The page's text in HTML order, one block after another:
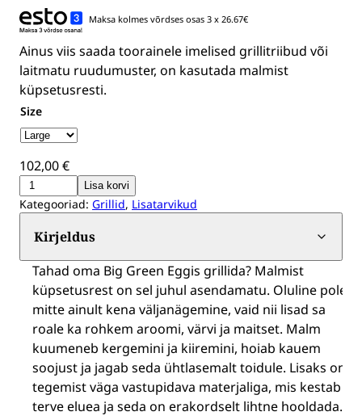
80,00 €
through
102,00 €
Maksa kolmes võrdses osas 3 x 26.67€
Ainus viis saada toorainele imelised grillitriibud või
laitmatu ruudumuster, on kasutada malmist
küpsetusresti.
Size
102,00€
Big
Green
Egg
küpsetusrest
kogus
Lisa korvi
Kategooriad: Grillid, Lisatarvikud
Kirjeldus
Tahad oma Big Green Eggis grillida? Malmist
küpsetusrest on sel juhul asendamatu. Oluline pole
mitte ainult kena väljanägemine, vaid nii lisad sa
roale ka rohkem aroomi, värvi ja maitset. Malm
kuumeneb kergemini ja kiiremini, hoiab kauem
soojust ja jagab seda ühtlasemalt toidule. Lisaks on
tegemist väga vastupidava materjaliga, mis kestab
terve eluea ja seda on erakordselt lihtne hooldada.